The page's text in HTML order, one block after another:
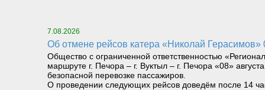
7.08.2026
Об отмене рейсов катера «Николай Герасимов»
Общество с ограниченной ответственностью
маршруте г. Печора – г. Вуктыл – г. Печора «08»
безопасной перевозке пассажиров.
О проведении следующих рейсов доведём после 14